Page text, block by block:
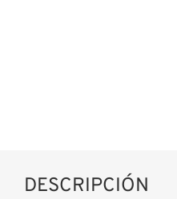
DESCRIPCIÓN